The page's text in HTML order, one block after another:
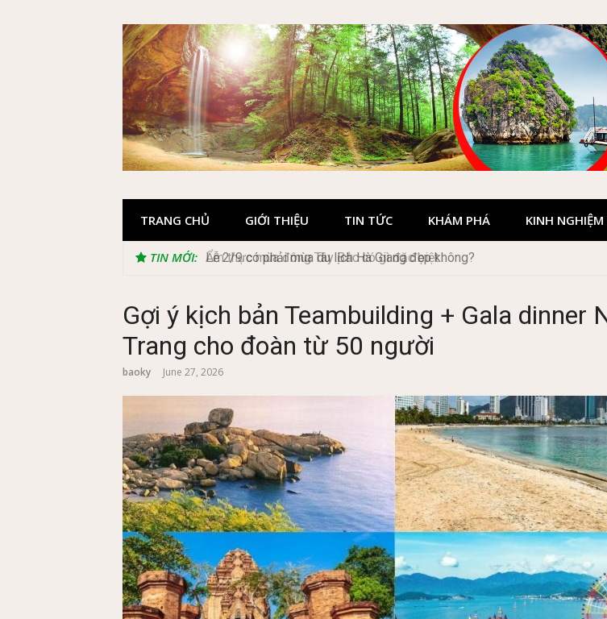
TRANG CHỦ GIỚI THIỆU TIN TỨC KHÁM PHÁ KINH
TIN MỚI: Lễ 2/9 có phải mùa du lịch Hà Giang đẹp không?
Gợi ý kịch bản Teambuilding + Gala dinner
Trang cho đoàn từ 50 người
baoky June 27, 2026